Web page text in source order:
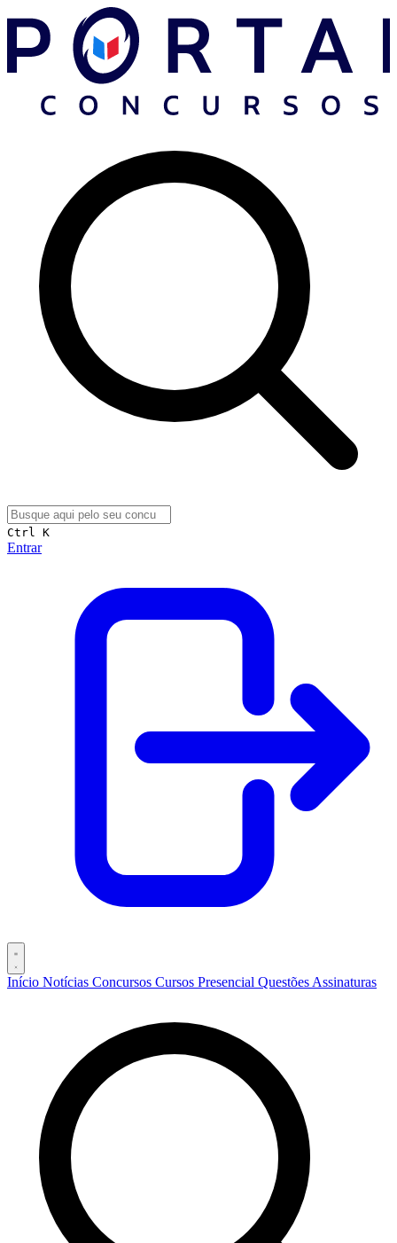
Ctrl K
Entrar
Início Notícias Concursos Cursos Presencial Questões Assinaturas